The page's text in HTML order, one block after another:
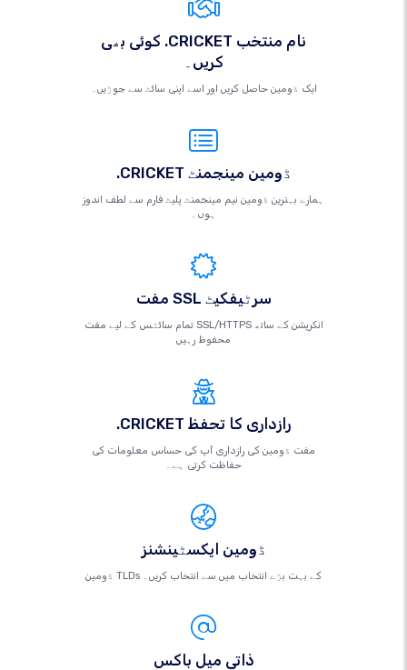
کوئی بھی .CRICKET نام منتخب
کریں۔
ایک ڈومین حاصل کریں اور اسے اپنی سائٹ سے جوڑیں۔
.CRICKET ڈومین مینجمنٹ
ہمارے بہترین ڈومین نیم مینجمنٹ پلیٹ فارم سے لطف اندوز
ہوں۔
مفت SSL سرٹیفکیٹ
تمام سائٹس کے لیے مفت SSL/HTTPS انکرپشن کے ساتھ
محفوظ رہیں
.CRICKET رازداری کا تحفظ
مفت ڈومین کی رازداری آپ کی حساس معلومات کی
حفاظت کرتی ہے۔
ڈومین ایکسٹینشنز
ڈومین TLDs کے بہت بڑے انتخاب میں سے انتخاب کریں۔
ذاتی میل باکس